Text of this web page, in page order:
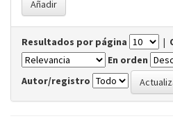
Resultados por página |
En orden
Autor/registro